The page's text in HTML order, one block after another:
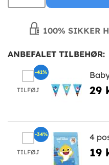
100% SIKKER
ANBEFALET TILBEHØR:
TILFØJ 29
-41%
TILFØJ
4
19
-34%